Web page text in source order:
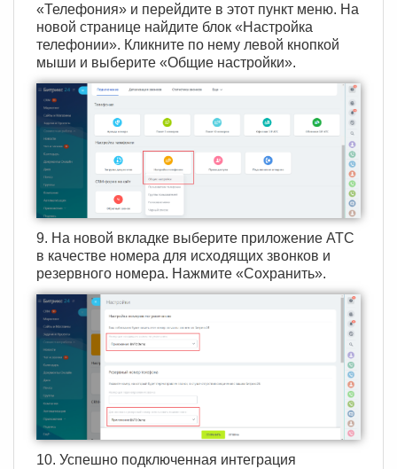
«Телефония» и перейдите в этот пункт меню. На
новой странице найдите блок «Настройка
телефонии». Кликните по нему левой кнопкой
мыши и выберите «Общие настройки».
9. На новой вкладке выберите приложение АТС
в качестве номера для исходящих звонков и
резервного номера. Нажмите «Сохранить».
10. Успешно подключенная интеграция